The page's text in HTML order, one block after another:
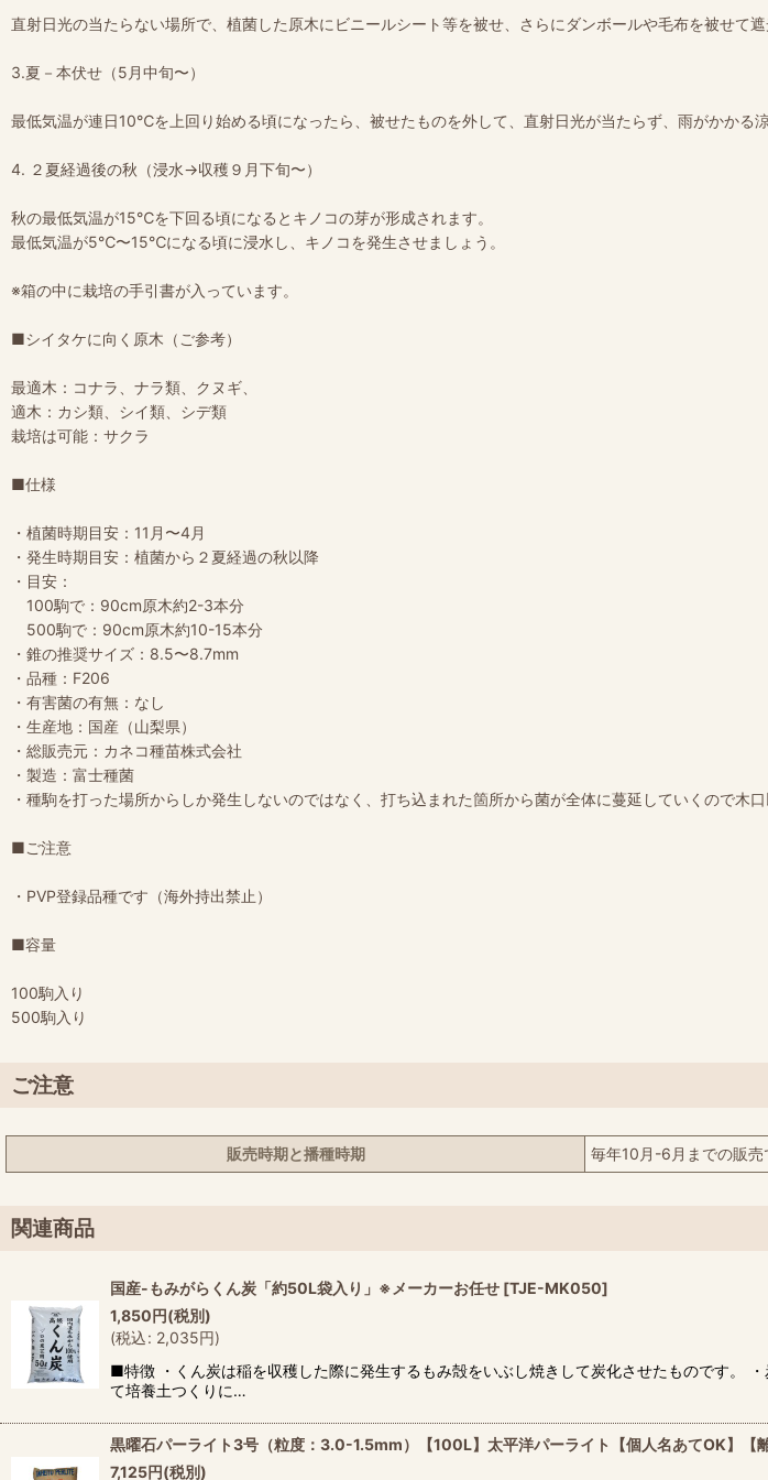
直射日光の当たらない場所で、植菌した原木にビニールシート等を被せ、さらにダンボールや毛布を被せて遮
3.夏－本伏せ（5月中旬〜）
最低気温が連日10℃を上回り始める頃になったら、被せたものを外して、直射日光が当たらず、雨がかかる涼
4. ２夏経過後の秋（浸水→収穫９月下旬〜）
秋の最低気温が15℃を下回る頃になるとキノコの芽が形成されます。
最低気温が5℃〜15℃になる頃に浸水し、キノコを発生させましょう。
※箱の中に栽培の手引書が入っています。
■シイタケに向く原木（ご参考）
最適木：コナラ、ナラ類、クヌギ、
適木：カシ類、シイ類、シデ類
栽培は可能：サクラ
■仕様
・植菌時期目安：11月〜4月
・発生時期目安：植菌から２夏経過の秋以降
・目安：
100駒で：90cm原木約2-3本分
500駒で：90cm原木約10-15本分
・錐の推奨サイズ：8.5〜8.7mm
・品種：F206
・有害菌の有無：なし
・生産地：国産（山梨県）
・総販売元：カネコ種苗株式会社
・製造：富士種菌
・種駒を打った場所からしか発生しないのではなく、打ち込まれた箇所から菌が全体に蔓延していくので木口
■ご注意
・PVP登録品種です（海外持出禁止）
■容量
100駒入り
500駒入り
ご注意
販売時期と播種時期 毎年10月-6月までの販売
関連商品
国産-もみがらくん炭「約50L袋入り」※メーカーお任せ [TJE-MK050]
1,850円(税別)
(税込: 2,035円)
■特徴 ・くん炭は稲を収穫した際に発生するもみ殻をいぶし焼きして炭化させたものです。
て培養土つくりに…
黒曜石パーライト3号（粒度：3.0-1.5mm）【100L】太平洋パーライト【個人名あてOK】【
7,125円(税別)